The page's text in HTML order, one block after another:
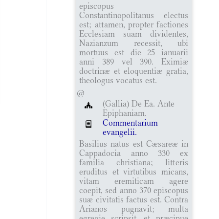
episcopus
Constantinopolitanus electus
est; attamen, propter factiones
Ecclesiam suam dividentes,
Nazianzum recessit, ubi
mortuus est die 25 ianuarii
anni 389 vel 390. Eximiæ
doctrinæ et eloquentiæ gratia,
theologus vocatus est.
@
(Gallia) De Ea. Ante
Epiphaniam.
Commentarium
evangelii.
Basilius natus est Cæsareæ in
Cappadocia anno 330 ex
familia christiana; litteris
eruditus et virtutibus micans,
vitam eremiticam agere
coepit, sed anno 370 episcopus
suæ civitatis factus est. Contra
Arianos pugnavit; multa